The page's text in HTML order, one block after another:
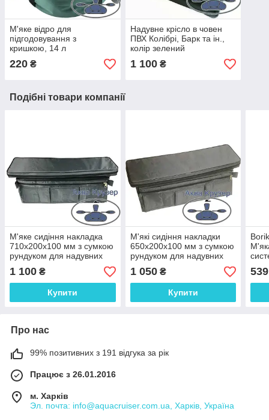
М'яке відро для
підгодовування з
кришкою, 14 л
220 ₴
Надувне крісло в човен
ПВХ Колібрі, Барк та ін.,
колір зелений
1 100₴
Подібні товари компанії
М'яке сидіння накладка
710х200х100 мм з сумкою
рундуком для надувних
1 100 ₴
Купити
М'які сидіння накладки
650х200х100 мм з сумкою
рундуком для надувних
1 050₴
Купити
539
Про нас
99% позитивних з 191 відгука за рік
Працює з 26.01.2016
м. Харків
Эл. почта: info@aquacruiser.com.ua, Харків, Україна